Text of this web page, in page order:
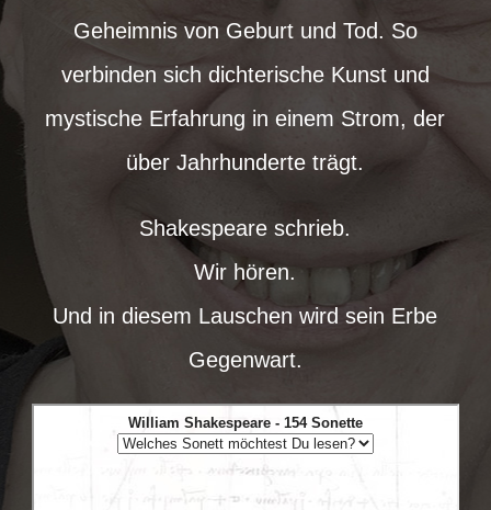
Geheimnis von Geburt und Tod. So
verbinden sich dichterische Kunst und
mystische Erfahrung in einem Strom, der
über Jahrhunderte trägt.
Shakespeare schrieb.
Wir hören.
Und in diesem Lauschen wird sein Erbe
Gegenwart.